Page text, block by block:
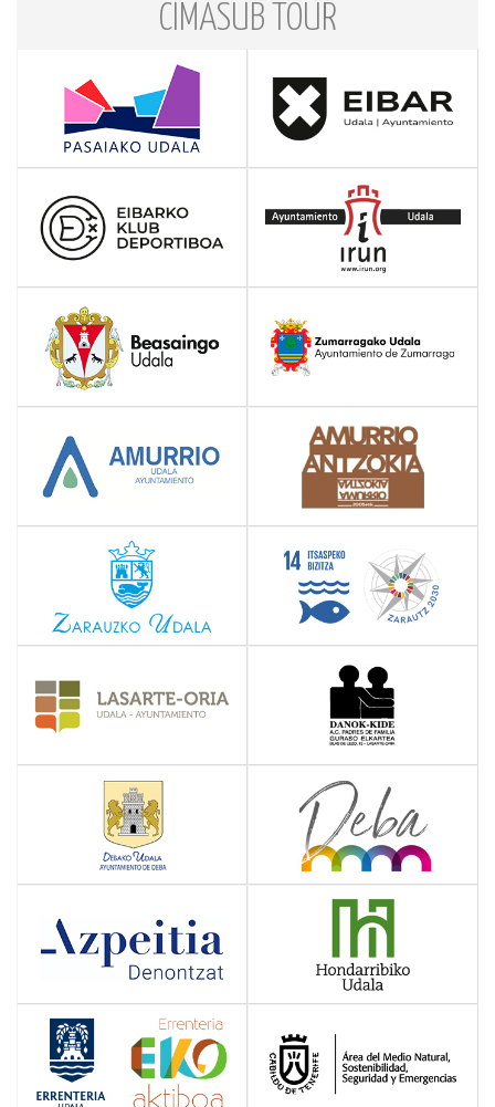
CIMASUB TOUR